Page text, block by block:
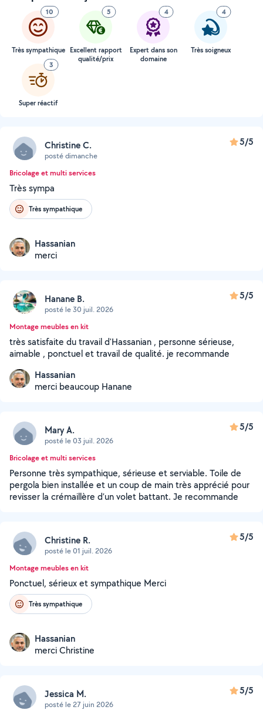
10
Très sympathique
5
Excellent rapport
qualité/prix
4
Expert dans son
domaine
4
Très soigneux
3
Super réactif
Christine C.
posté dimanche
5/5
Bricolage et multi services
Très sympa
Très sympathique
Hassanian
merci
Hanane B.
posté le 30 juil. 2026
5/5
Montage meubles en kit
très satisfaite du travail d'Hassanian , personne sérieuse,
aimable , ponctuel et travail de qualité. je recommande
Hassanian
merci beaucoup Hanane
Mary A.
posté le 03 juil. 2026
5/5
Bricolage et multi services
Personne très sympathique, sérieuse et serviable. Toile de
pergola bien installée et un coup de main très apprécié pour
revisser la crémaillère d’un volet battant. Je recommande
Christine R.
posté le 01 juil. 2026
5/5
Montage meubles en kit
Ponctuel, sérieux et sympathique Merci
Très sympathique
Hassanian
merci Christine
Jessica M.
posté le 27 juin 2026
5/5